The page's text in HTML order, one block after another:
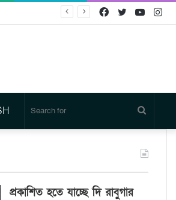
Twitter
Facebook
for
প্রকাশিত হতে যাচ্ছে দি রাবুগার